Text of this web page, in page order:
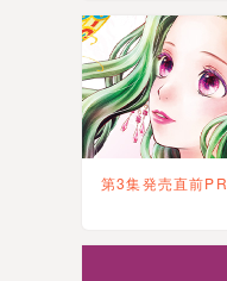
第3集発売直前PR